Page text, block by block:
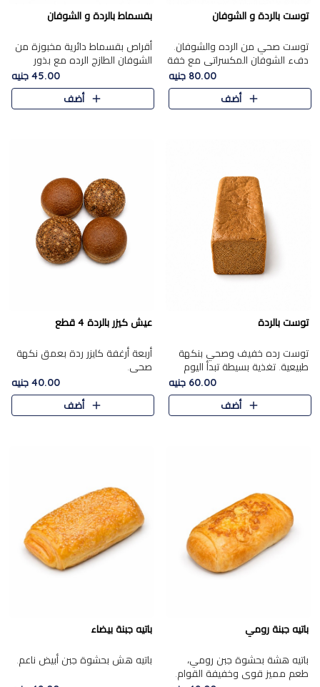
توست بالردة و الشوفان
توست صحي من الرده والشوفان.
دفء الشوفان المكسراتي مع خفة
80.00 جنيه
أضف
بقسماط بالردة و الشوفان
أقراص بقسماط دائرية مخبوزة من
الشوفان الطازج الرده مع بذور
مختارة. قرمشة الحبوب والبذور،
بداية صحية لكل صباح.
45.00 جنيه
أضف
توست بالردة
توست رده خفيف وصحي بنكهة
طبيعية. تغذية بسيطة تبدأ اليوم
60.00 جنيه
أضف
عيش كيزر بالردة 4 قطع
أربعة أرغفة كايزر ردة بعمق نكهة
صحي.
40.00 جنيه
أضف
باتيه جبنة رومي
باتيه هشة بحشوة جبن رومي،
طعم مميز قوي وخفيفة القوام.
باتيه جبنة بيضاء
باتيه هش بحشوة جبن أبيض ناعم.